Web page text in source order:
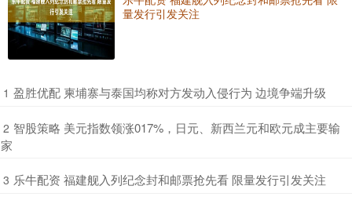
量发行引发关注
1 ​盈胜优配 柬埔寨与泰国均称对方发动入侵行为 边境争端升级
2 ​智股策略 美元指数领涨017%，日元、新西兰元和欧元成主要输
家
3 ​乐牛配资 福建舰入列纪念封和邮票抢先看 限量发行引发关注